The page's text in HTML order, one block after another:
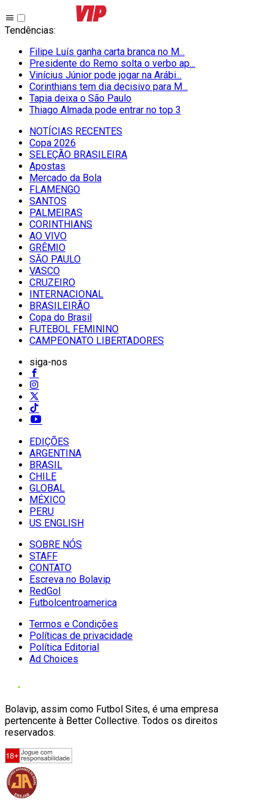
Tendências:
Filipe Luís ganha carta branca no M...
Presidente do Remo solta o verbo ap...
Vinícius Júnior pode jogar na Arábi...
Corinthians tem dia decisivo para M...
Tapia deixa o São Paulo
Thiago Almada pode entrar no top 3
NOTÍCIAS RECENTES
Copa 2026
SELEÇÃO BRASILEIRA
Apostas
Mercado da Bola
FLAMENGO
SANTOS
PALMEIRAS
CORINTHIANS
AO VIVO
GRÊMIO
SĀO PAULO
VASCO
CRUZEIRO
INTERNACIONAL
BRASILEIRÃO
Copa do Brasil
FUTEBOL FEMININO
CAMPEONATO LIBERTADORES
siga-nos
EDIÇÕES
ARGENTINA
BRASIL
CHILE
GLOBAL
MÉXICO
PERU
US ENGLISH
SOBRE NÓS
STAFF
CONTATO
Escreva no Bolavip
RedGol
Futbolcentroamerica
Termos e Condições
Políticas de privacidade
Política Editorial
Ad Choices
Bolavip, assim como Futbol Sites, é uma empresa
pertencente à Better Collective. Todos os direitos
reservados.